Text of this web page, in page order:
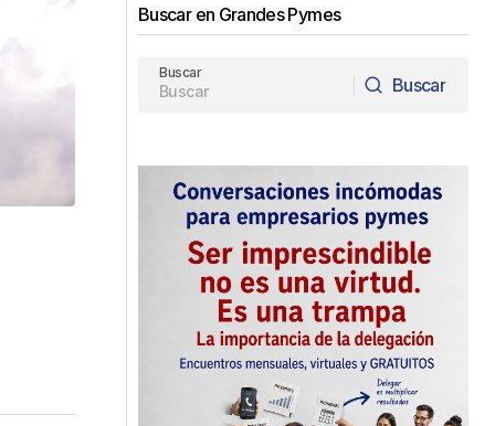
Buscar en Grandes Pymes
Buscar
Buscar